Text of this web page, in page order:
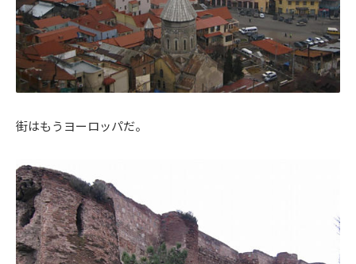
街はもうヨーロッパだ。